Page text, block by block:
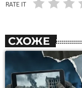
RATE IT
СХОЖЕ